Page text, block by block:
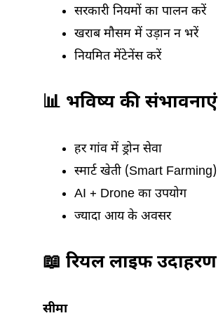
सरकारी नियमों का पालन करें
खराब मौसम में उड़ान न भरें
नियमित मेंटेनेंस करें
📊 भविष्य की संभावनाएं
हर गांव में ड्रोन सेवा
स्मार्ट खेती (Smart Farming)
AI + Drone का उपयोग
ज्यादा आय के अवसर
📖 रियल लाइफ उदाहरण
सीमा